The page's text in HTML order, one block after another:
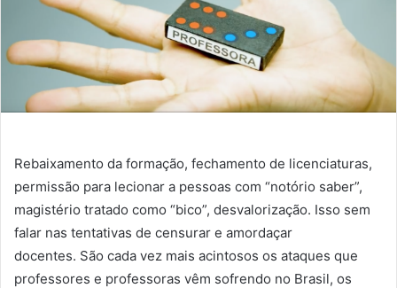
Rebaixamento da formação, fechamento de licenciaturas,
permissão para lecionar a pessoas com “notório saber”,
magistério tratado como “bico”, desvalorização. Isso sem
falar nas tentativas de censurar e amordaçar
docentes. São cada vez mais acintosos os ataques que
professores e professoras vêm sofrendo no Brasil, os